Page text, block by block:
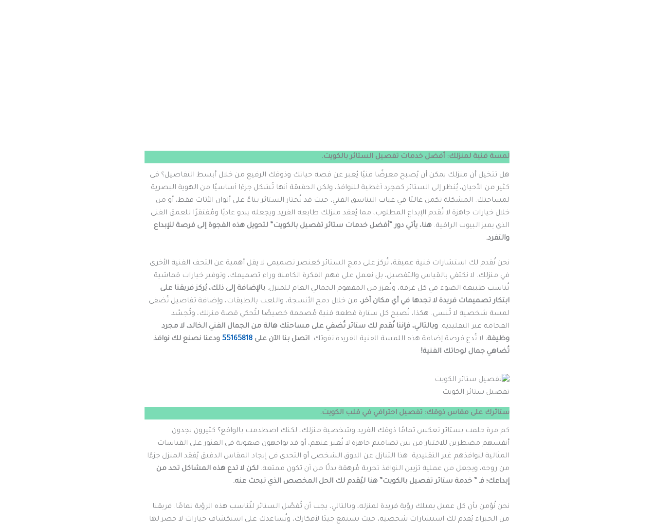
لمسة فنية لمنزلك: أفضل خدمات تفصيل الستائر بالكويت.
هل تتخيل أن منزلك يمكن أن يُصبح معرضًا فنيًا يُعبر عن قصة حياتك وذوقك الرفيع من خلال أبسط التفاصيل؟ في
كثير من الأحيان، يُنظر إلى الستائر كمجرد أغطية للنوافذ، ولكن الحقيقة أنها تُشكل جزءًا أساسيًا من الهوية البصرية
لمساحتك. المشكلة تكمن غالبًا في غياب التناسق الفني، حيث قد تُختار الستائر بناءً على ألوان الأثاث فقط، أو من
خلال خيارات جاهزة لا تُقدم الإبداع المطلوب، مما يُفقد منزلك طابعه الفريد ويجعله يبدو عاديًا ومُفتقرًا للعمق الفني
الذي يميز البيوت الراقية. هنا، يأتي دور “أفضل خدمات ستائر تفصيل بالكويت” لتحويل هذه الفجوة إلى فرصة للإبداع
والتفرد.
نحن نُقدم لك استشارات فنية عميقة، تُركز على دمج الستائر كعنصر تصميمي لا يقل أهمية عن التحف الفنية الأخرى
في منزلك. لا نكتفي بالقياس والتفصيل، بل نعمل على فهم الفكرة الكامنة وراء تصميمك، وتوفير خيارات قماشية
تُناسب طبيعة الضوء في كل غرفة، وتُعزز من المفهوم الجمالي العام للمنزل. بالإضافة إلى ذلك، يُركز فريقنا على
ابتكار تصميمات فريدة لا تجدها في أي مكان آخر، من خلال دمج الأنسجة، واللعب بالطبقات، وإضافة تفاصيل تُضفي
لمسة شخصية لا تُنسى. هكذا، تُصبح كل ستارة قطعة فنية مُصممة خصيصًا لتُحكي قصة منزلك، وتُجسّد
الفخامة غير التقليدية. وبالتالي، فإننا نُقدم لك ستائر تُضفي على مساحتك هالة من الجمال الفني الخالد، لا مجرد
وظيفة. لا تُدع فرصة إضافة هذه اللمسة الفنية الفريدة تفوتك. اتصل بنا الآن على 55165818 ودعنا نصنع لك نوافذ
تُضاهي جمال لوحاتك الفنية!
تفصيل ستائر الكويت
ستائرك على مقاس ذوقك: تفصيل احترافي في قلب الكويت.
كم مرة حلمت بستائر تعكس تمامًا ذوقك الفريد وشخصية منزلك، لكنك اصطدمت بالواقع؟ كثيرون يجدون
أنفسهم مضطرين للاختيار من بين تصاميم جاهزة لا تُعبر عنهم، أو قد يواجهون صعوبة في العثور على القياسات
المثالية لنوافذهم غير التقليدية. هذا التنازل عن الذوق الشخصي أو التحدي في إيجاد المقاس الدقيق يُفقد المنزل جزءًا
من روحه، ويجعل من عملية تزيين النوافذ تجربة مُرهقة بدلًا من أن تكون ممتعة. لكن لا تدع هذه المشاكل تحد من
إبداعك؛ فـ ” خدمة ستائر تفصيل بالكويت” هنا ليُقدم لك الحل المخصص الذي تبحث عنه.
نحن نُؤمن بأن كل عميل يمتلك رؤية فريدة لمنزله، وبالتالي، يجب أن تُفصّل الستائر لتُناسب هذه الرؤية تمامًا. فريقنا
من الخبراء يُقدم لك استشارات شخصية، حيث نستمع جيدًا لأفكارك، ونُساعدك على استكشاف خيارات لا حصر لها